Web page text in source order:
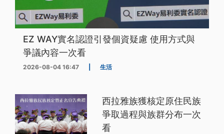
EZ WAY實名認證引發個資疑慮 使用方式與
爭議內容一次看
2026-08-04 16:47 生活
西拉雅族獲核定原住民族
爭取過程與族群分布一次
看